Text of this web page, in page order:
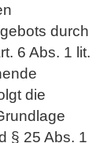
durch
6 Abs. 1 lit.
die
§ 25 Abs. 1